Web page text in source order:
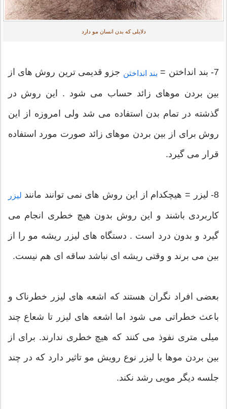
دلایلی که بدن انسان مو دارد
7- بند انداختن = بند انداختن جزو قدیمی ترین روش های از
بین بردن موهای زائد حساب می شود . این روش در
گذشته در تمام بدن استفاده می شد ولی امروزه از این
روش برای از بین بردن موهای زائد صورت مورد استفاده
قرار می گیرد.
8- لیزر = هیچکدام از این روش های نمی توانند مانند لیزر
کاربردی باشند و این روش بدون هیچ خطری انجام می
گیرد و بدون درد است . دستگاه های لیزر ریشه مو را از
بین می برند و وقتی ریشه ای نباشد ساقه ای هم نیست.
بعضی افراد نگران هستند که اشعه های لیزر خطرناک و
باعث خطراتی می شود اما اشعه های لیزر تا شعاع چند
میلی متری نفوذ می کنند که هیچ خطری ندارند. برای از
بین بردن موها با لیزر نوع رویش مو تاثیر دارد که در چند
جلسه دیگر مویی رشد نکند.